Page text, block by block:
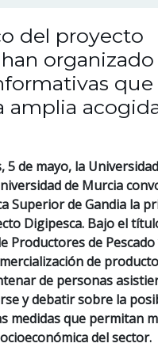
del proyecto
organizado
que
amplia
5 de mayo, la
de Murcia
Superior de Gandia la
Digipesca. Bajo el
Productores de
de
de personas
y debatir sobre la
medidas que permitan
del sector.